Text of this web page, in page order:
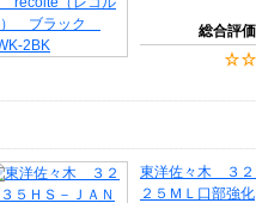
総合評価
東洋佐々木 ３２
２５ＭＬ口部強化